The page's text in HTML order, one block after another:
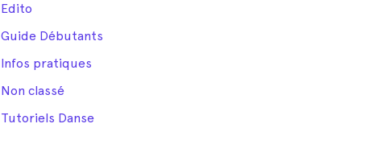
Edito
Guide Débutants
Infos pratiques
Non classé
Tutoriels Danse